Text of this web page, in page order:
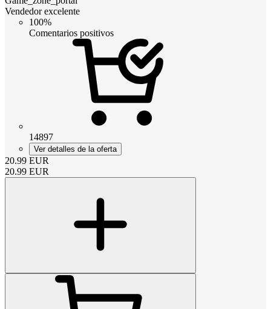
Vendedor excelente
100%
Comentarios positivos
14897
Ver detalles de la oferta
20.99 EUR
20.99 EUR